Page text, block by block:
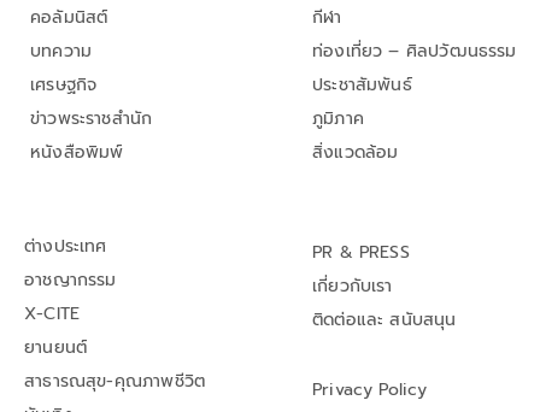
คอลัมนิสต์
บทความ
เศรษฐกิจ
ข่าวพระราชสำนัก
หนังสือพิมพ์
กีฬา
ท่องเที่ยว – ศิลปวัฒนธรรม
ประชาสัมพันธ์
ภูมิภาค
สิ่งแวดล้อม
ต่างประเทศ
อาชญากรรม
X-CITE
ยานยนต์
สาธารณสุข-คุณภาพชีวิต
PR & PRESS
เกี่ยวกับเรา
ติดต่อและ สนับสนุน
Privacy Policy